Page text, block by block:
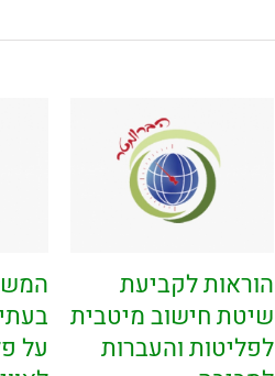
על
הוראות לקביעת
שיטת חישוב מיטבית
לפליטות והעברות